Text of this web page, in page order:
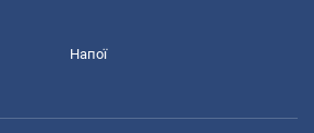
Напої